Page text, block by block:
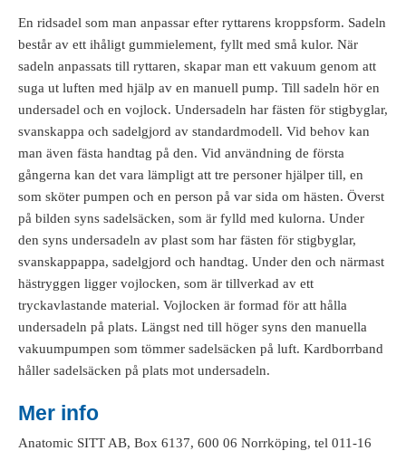
En ridsadel som man anpassar efter ryttarens kroppsform. Sadeln
består av ett ihåligt gummielement, fyllt med små kulor. När
sadeln anpassats till ryttaren, skapar man ett vakuum genom att
suga ut luften med hjälp av en manuell pump. Till sadeln hör en
undersadel och en vojlock. Undersadeln har fästen för stigbyglar,
svanskappa och sadelgjord av standardmodell. Vid behov kan
man även fästa handtag på den. Vid användning de första
gångerna kan det vara lämpligt att tre personer hjälper till, en
som sköter pumpen och en person på var sida om hästen. Överst
på bilden syns sadelsäcken, som är fylld med kulorna. Under
den syns undersadeln av plast som har fästen för stigbyglar,
svanskappappa, sadelgjord och handtag. Under den och närmast
hästryggen ligger vojlocken, som är tillverkad av ett
tryckavlastande material. Vojlocken är formad för att hålla
undersadeln på plats. Längst ned till höger syns den manuella
vakuumpumpen som tömmer sadelsäcken på luft. Kardborrband
håller sadelsäcken på plats mot undersadeln.
Mer info
Anatomic SITT AB, Box 6137, 600 06 Norrköping, tel 011-16